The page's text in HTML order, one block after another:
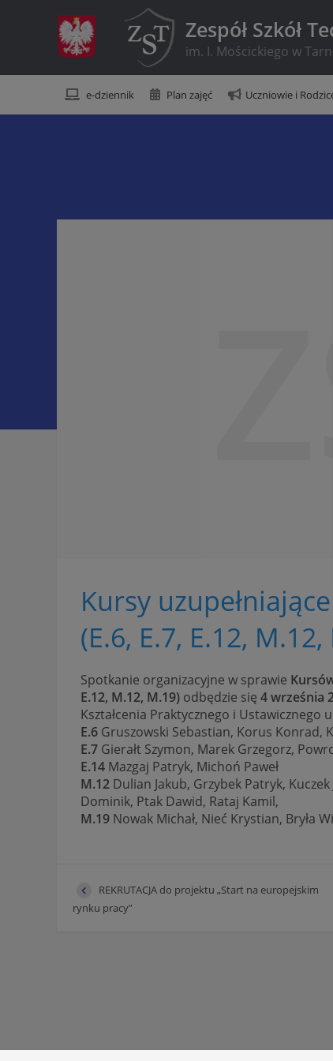
Zespół Szkół
im. I. Mościckiego w
e-dziennik Plan zajęć Uczniowie i
Kursy
(E.6, E.7, E.12,
Spotkanie organizacyjne w sprawie
E.12, M.12, M.19) odbędzie się 4 września
Kształcenia Praktycznego i Ustawicznego
E.6 Gruszowski Sebastian, Korus Konrad,
E.7 Gierałt Szymon, Marek Grzegorz,
E.14 Mazgaj Patryk, Michoń Paweł
M.12 Dulian Jakub, Grzybek Patryk,
Dominik, Ptak Dawid, Rataj Kamil,
M.19 Nowak Michał, Nieć Krystian, Bryła
REKRUTACJA do projektu „Start na europejskim
rynku pracy”